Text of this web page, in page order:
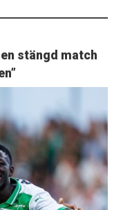
stängd match